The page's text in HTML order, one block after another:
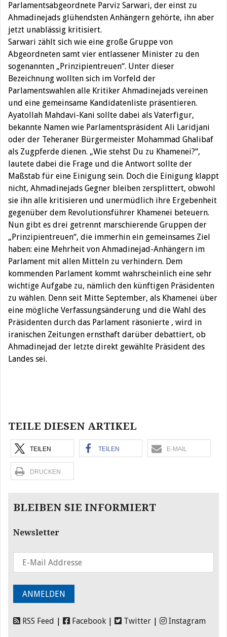
Parlamentsabgeordnete Parviz Sarwari, der einst zu
Ahmadinejads glühendsten Anhängern gehörte, ihn aber
jetzt unablässig kritisiert.
Sarwari zählt sich wie eine große Gruppe von
Abgeordneten samt vier entlassener Minister zu den
sogenannten „Prinzipientreuen“. Unter dieser
Bezeichnung wollten sich im Vorfeld der
Parlamentswahlen alle Kritiker Ahmadinejads vereinen
und eine gemeinsame Kandidatenliste präsentieren.
Ayatollah Mahdavi-Kani sollte dabei als Vaterfigur,
bekannte Namen wie Parlamentspräsident Ali Laridjani
oder der Teheraner Bürgermeister Mohammad Ghalibaf
als Zugpferde dienen. „Wie stehst Du zu Khamenei?“,
lautete dabei die Frage und die Antwort sollte der
Maßstab für eine Einigung sein. Doch die Einigung klappt
nicht, Ahmadinejads Gegner bleiben zersplittert, obwohl
sie ihn alle kritisieren und unermüdlich ihre Ergebenheit
gegenüber dem Revolutionsführer Khamenei beteuern.
Nun gibt es drei getrennt marschierende Gruppen der
„Prinzipientreuen“, die immerhin ein gemeinsames Ziel
haben: eine Mehrheit von Ahmadinejad-Anhängern im
Parlament mit allen Mitteln zu verhindern. Dem
kommenden Parlament kommt wahrscheinlich eine sehr
wichtige Aufgabe zu, nämlich den künftigen Präsidenten
zu wählen. Denn seit Mitte September, als Khamenei über
eine mögliche Verfassungsänderung und die Wahl des
Präsidenten durch das Parlament räsonierte , wird in
iranischen Zeitungen ernsthaft darüber debattiert, ob
Ahmadinejad der letzte direkt gewählte Präsident des
Landes sei.
TEILE DIESEN ARTIKEL
TEILEN TEILEN E-MAIL
DRUCKEN
BLEIBEN SIE INFORMIERT
Newsletter
RSS Feed Facebook Twitter Instagram